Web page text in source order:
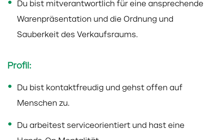
Du bist mitverantwortlich für eine ansprechende
Warenpräsentation und die Ordnung und
Sauberkeit des Verkaufsraums.
Profil:
Du bist kontaktfreudig und gehst offen auf
Menschen zu.
Du arbeitest serviceorientiert und hast eine